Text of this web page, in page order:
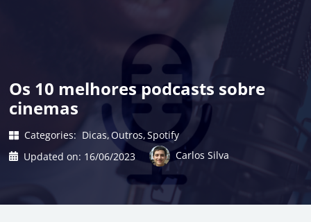
Os 10 melhores podcasts sobre
cinemas
Categories: Dicas Outros Spotify
Updated on: 16/06/2023 Carlos Silva